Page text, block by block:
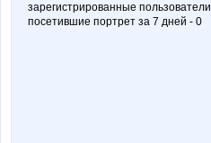
зарегистрированные пользователи
посетившие портрет за 7 дней - 0